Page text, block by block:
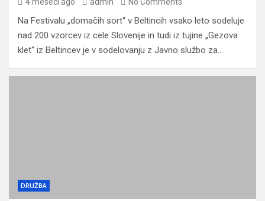
Na Festivalu „domačih sort“ v Beltincih vsako leto sodeluje
nad 200 vzorcev iz cele Slovenije in tudi iz tujine „Gezova
klet“ iz Beltincev je v sodelovanju z Javno službo za…
DRUŽBA